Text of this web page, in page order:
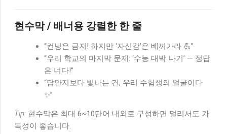
현수막 / 배너용 강렬한 한 줄
“컨닝은 금지! 하지만 ‘자신감’은 베껴가라 💪”
“우리 학교의 마지막 문제: ‘수능 대박 나기’ — 정답
은 너다!”
“답안지보다 빛나는 건, 우리 수험생의 얼굴이다
✨”
Tip: 현수막은 최대 6~10단어 내외로 구성하면 멀리서도 가
독성이 좋습니다.